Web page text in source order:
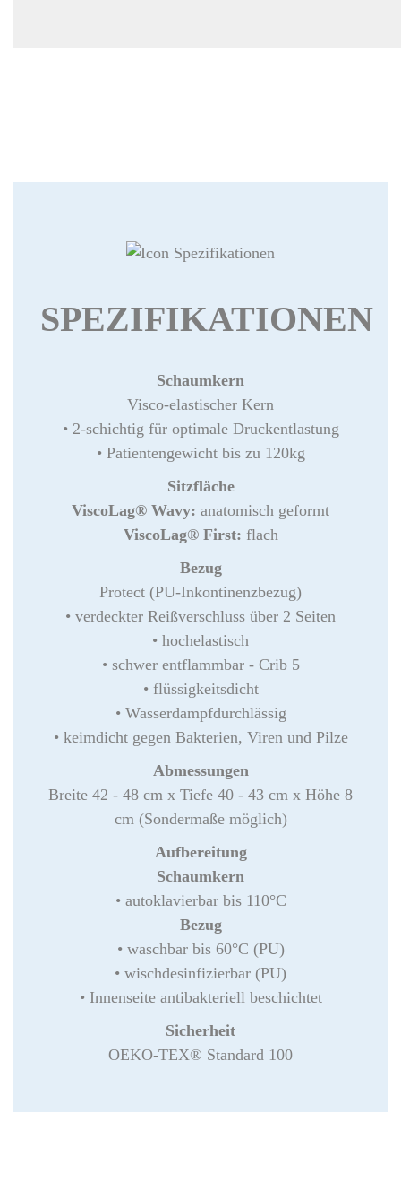
SPEZIFIKATIONEN
Schaumkern
Visco-elastischer Kern
• 2-schichtig für optimale Druckentlastung
• Patientengewicht bis zu 120kg
Sitzfläche
ViscoLag® Wavy: anatomisch geformt
ViscoLag® First: flach
Bezug
Protect (PU-Inkontinenzbezug)
• verdeckter Reißverschluss über 2 Seiten
• hochelastisch
• schwer entflammbar - Crib 5
• flüssigkeitsdicht
• Wasserdampfdurchlässig
• keimdicht gegen Bakterien, Viren und Pilze
Abmessungen
Breite 42 - 48 cm x Tiefe 40 - 43 cm x Höhe 8
cm (Sondermaße möglich)
Aufbereitung
Schaumkern
• autoklavierbar bis 110°C
Bezug
• waschbar bis 60°C (PU)
• wischdesinfizierbar (PU)
• Innenseite antibakteriell beschichtet
Sicherheit
OEKO-TEX® Standard 100